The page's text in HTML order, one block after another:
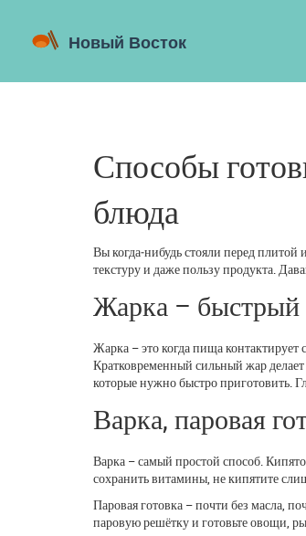
Способы
блюда
Вы когда‑нибудь стояли перед
текстуру и даже пользу продукта.
Жарка – быстрый
Жарка – это когда пища
Кратковременный сильный жар
которые нужно быстро приготовить.
Варка, паровая
Варка – самый простой способ.
сохранить витамины, не кипятите
Паровая готовка – почти без масла,
паровую решётку и готовьте овощи,